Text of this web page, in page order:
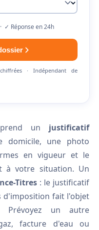
✓ Réponse en 24h
· Indépendant de
un justificatif
domicile, une photo
en vigueur et le
à votre situation. Un
Titres: le justificatif
d'imposition fait l'objet
Prévoyez un autre
facture d'eau ou